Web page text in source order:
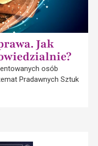
Jak
osób
Pradawnych Sztuk